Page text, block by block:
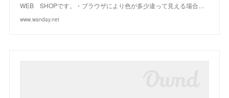
WEB SHOPです。・ブラウザにより色が多少違って見える場合…
www.wanday.net